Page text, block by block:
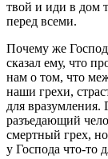
твой и иди в дом
перед всеми.
Почему же
сказал ему, что
нам о том, что
наши грехи,
для вразумления.
разъедающий
смертный грех, но
у Господа что-то